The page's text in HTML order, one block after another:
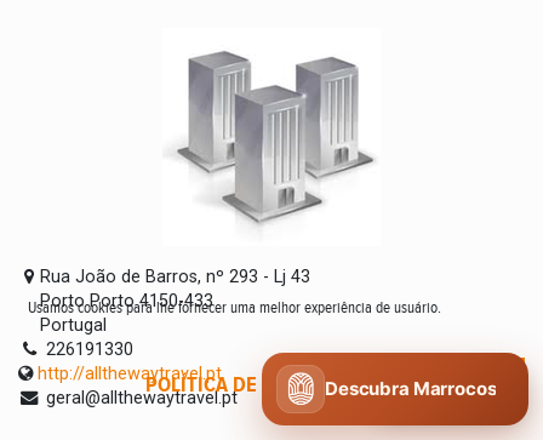
Rua João de Barros, nº 293 - Lj 43
Porto Porto 4150-433
Portugal
226191330
http://allthewaytravel.pt
geral@allthewaytravel.pt
Usamos cookies para lhe fornecer uma melhor experiência de usuário.
POLÍTICA DE COOKIES CONCORDO
Descubra Marrocos